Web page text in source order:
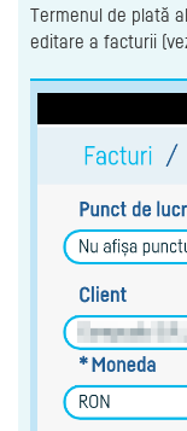
Termenul de plată
editare a facturii